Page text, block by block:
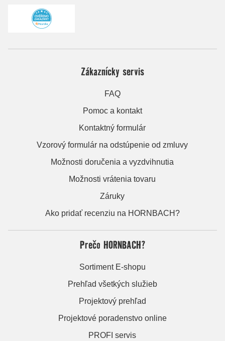
Zákaznícky servis
FAQ
Pomoc a kontakt
Kontaktný formulár
Vzorový formulár na odstúpenie od zmluvy
Možnosti doručenia a vyzdvihnutia
Možnosti vrátenia tovaru
Záruky
Ako pridať recenziu na HORNBACH?
Prečo HORNBACH?
Sortiment E-shopu
Prehľad všetkých služieb
Projektový prehľad
Projektové poradenstvo online
PROFI servis